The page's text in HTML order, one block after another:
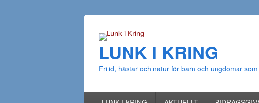
LUNK I KRING
Fritid, hästar och natur för barn och ungdomar
Huvudmeny
Gå till huvudsakligt innehåll
Gå till sekundärt innehåll